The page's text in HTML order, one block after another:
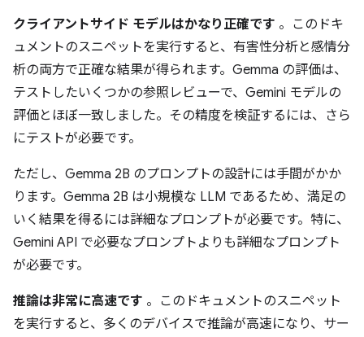
クライアントサイド モデルはかなり正確です 。このドキ
ュメントのスニペットを実行すると、有害性分析と感情分
析の両方で正確な結果が得られます。Gemma の評価は、
テストしたいくつかの参照レビューで、Gemini モデルの
評価とほぼ一致しました。その精度を検証するには、さら
にテストが必要です。
ただし、Gemma 2B のプロンプトの設計には手間がかか
ります。Gemma 2B は小規模な LLM であるため、満足の
いく結果を得るには詳細なプロンプトが必要です。特に、
Gemini API で必要なプロンプトよりも詳細なプロンプト
が必要です。
推論は非常に高速です 。このドキュメントのスニペット
を実行すると、多くのデバイスで推論が高速になり、サー